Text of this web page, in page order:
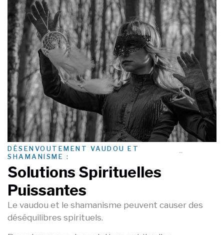
DÉSENVOUTEMENT VAUDOU ET
SHAMANISME :
Solutions Spirituelles
Puissantes
Le vaudou et le shamanisme peuvent causer des
déséquilibres spirituels.